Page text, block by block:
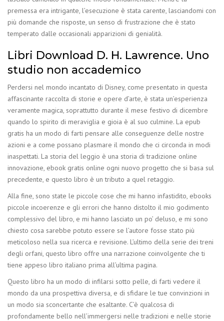
premessa era intrigante, l’esecuzione è stata carente, lasciandomi con
più domande che risposte, un senso di frustrazione che è stato
temperato dalle occasionali apparizioni di genialità.
Libri Download D. H. Lawrence. Uno
studio non accademico
Perdersi nel mondo incantato di Disney, come presentato in questa
affascinante raccolta di storie e opere d’arte, è stata un’esperienza
veramente magica, soprattutto durante il mese festivo di dicembre
quando lo spirito di meraviglia e gioia è al suo culmine. La epub
gratis ha un modo di farti pensare alle conseguenze delle nostre
azioni e a come possano plasmare il mondo che ci circonda in modi
inaspettati. La storia del leggio è una storia di tradizione online
innovazione, ebook gratis online ogni nuovo progetto che si basa sul
precedente, e questo libro è un tributo a quel retaggio.
Alla fine, sono state le piccole cose che mi hanno infastidito, ebooks
piccole incoerenze e gli errori che hanno distolto il mio godimento
complessivo del libro, e mi hanno lasciato un po’ deluso, e mi sono
chiesto cosa sarebbe potuto essere se l’autore fosse stato più
meticoloso nella sua ricerca e revisione. L’ultimo della serie dei treni
degli orfani, questo libro offre una narrazione coinvolgente che ti
tiene appeso libro italiano prima all’ultima pagina.
Questo libro ha un modo di infilarsi sotto pelle, di farti vedere il
mondo da una prospettiva diversa, e di sfidare le tue convinzioni in
un modo sia sconcertante che esaltante. C’è qualcosa di
profondamente bello nell’immergersi nelle tradizioni e nelle storie